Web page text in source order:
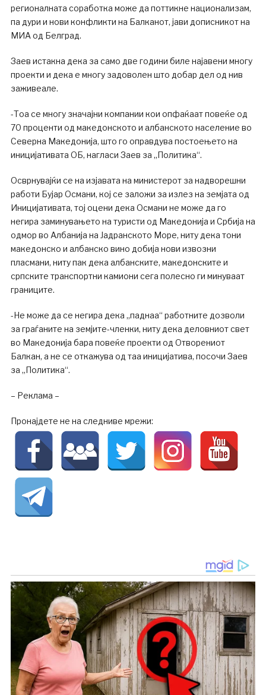
регионалната соработка може да поттикне национализам,
па дури и нови конфликти на Балканот, јави дописникот на
МИА од Белград.
Заев истакна дека за само две години биле најавени многу
проекти и дека е многу задоволен што добар дел од нив
заживеале.
-Тоа се многу значајни компании кои опфаќаат повеќе од
70 проценти од македонското и албанското население во
Северна Македонија, што го оправдува постоењето на
иницијативата ОБ, нагласи Заев за „Политика“.
Осврнувајќи се на изјавата на министерот за надворешни
работи Бујар Османи, кој се заложи за излез на земјата од
Иницијативата, тој оцени дека Османи не може да го
негира заминувањето на туристи од Македонија и Србија на
одмор во Албанија на Јадранското Море, ниту дека тони
македонско и албанско вино добија нови извозни
пласмани, ниту пак дека албанските, македонските и
српските транспортни камиони сега полесно ги минуваат
границите.
-Не може да се негира дека „паднаа“ работните дозволи
за граѓаните на земјите-членки, ниту дека деловниот свет
во Македонија бара повеќе проекти од Отворениот
Балкан, а не се откажува од таа иницијатива, посочи Заев
за „Политика“.
– Реклама –
Пронајдете не на следниве мрежи: